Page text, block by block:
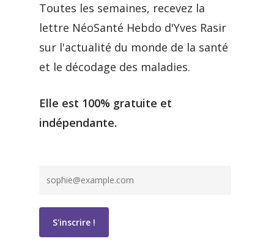
Toutes les semaines, recevez la
lettre NéoSanté Hebdo d'Yves Rasir
sur l'actualité du monde de la santé
et le décodage des maladies.
Elle est 100% gratuite et
indépendante.